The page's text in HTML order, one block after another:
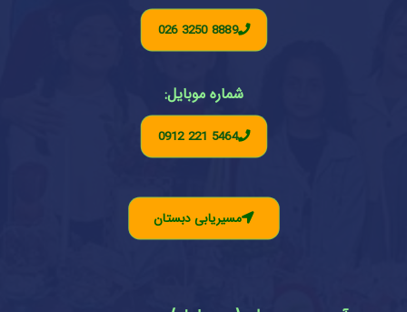
026 3250 8889
شماره موبایل:
0912 221 5464
مسیریابی دبستان